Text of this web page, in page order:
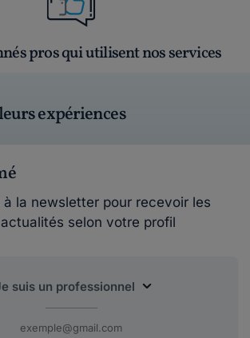
pros qui utilisent nos services
expériences
la newsletter pour recevoir les
selon votre profil